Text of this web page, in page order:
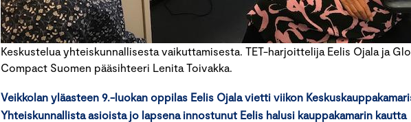
Keskustelua yhteiskunnallisesta vaikuttamisesta. TET-harjoittelija Eelis Ojala ja
Compact Suomen pääsihteeri Lenita Toivakka.
Veikkolan yläasteen 9.-luokan oppilas Eelis Ojala vietti viikon
Yhteiskunnallista asioista jo lapsena innostunut Eelis halusi kauppakamarin kautta